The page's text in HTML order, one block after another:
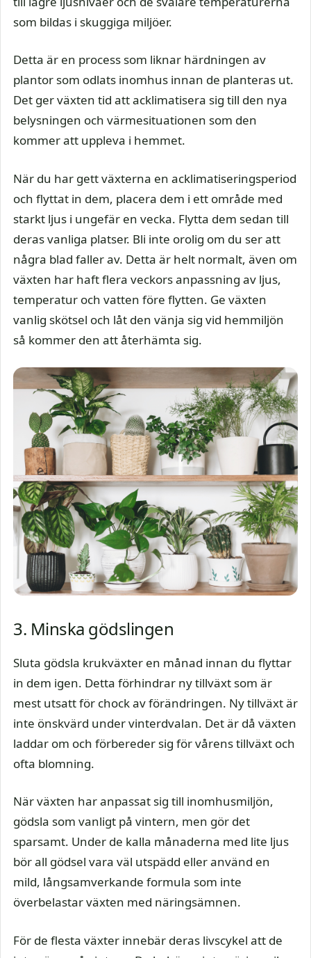
som bildas i skuggiga miljöer.
Detta är en process som liknar härdningen av
plantor som odlats inomhus innan de planteras ut.
Det ger växten tid att acklimatisera sig till den nya
belysningen och värmesituationen som den
kommer att uppleva i hemmet.
När du har gett växterna en acklimatiseringsperiod
och flyttat in dem, placera dem i ett område med
starkt ljus i ungefär en vecka. Flytta dem sedan till
deras vanliga platser. Bli inte orolig om du ser att
några blad faller av. Detta är helt normalt, även om
växten har haft flera veckors anpassning av ljus,
temperatur och vatten före flytten. Ge växten
vanlig skötsel och låt den vänja sig vid hemmiljön
så kommer den att återhämta sig.
3. Minska gödslingen
Sluta gödsla krukväxter en månad innan du flyttar
in dem igen. Detta förhindrar ny tillväxt som är
mest utsatt för chock av förändringen. Ny tillväxt är
inte önskvärd under vinterdvalan. Det är då växten
laddar om och förbereder sig för vårens tillväxt och
ofta blomning.
När växten har anpassat sig till inomhusmiljön,
gödsla som vanligt på vintern, men gör det
sparsamt. Under de kalla månaderna med lite ljus
bör all gödsel vara väl utspädd eller använd en
mild, långsamverkande formula som inte
överbelastar växten med näringsämnen.
För de flesta växter innebär deras livscykel att de